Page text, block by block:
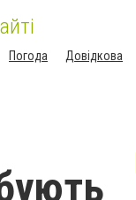
Погода
Довідкова